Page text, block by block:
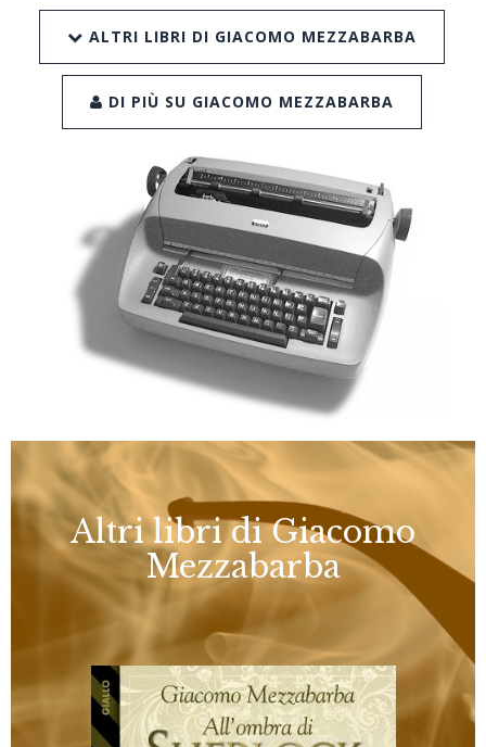
ALTRI LIBRI DI GIACOMO MEZZABARBA
DI PIÙ SU GIACOMO MEZZABARBA
Altri libri di Giacomo
Mezzabarba